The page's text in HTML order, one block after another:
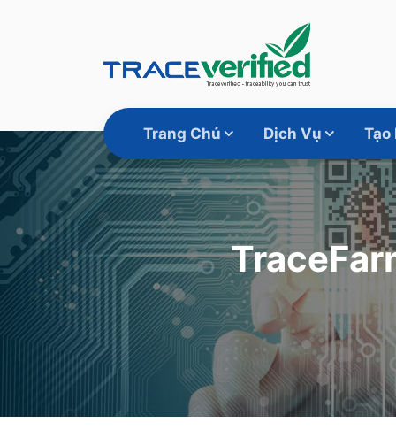
Trang Chủ Dịch Vụ Tạo